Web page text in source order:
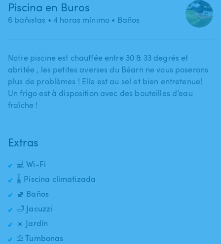
Pau (Buros)
Piscina en Buros
6 bañistas • 4 horas mínimo • Baños
Notre piscine est chauffée entre 30 & 33 degrés et
abritée ​,​ les petites averses du Béarn ne vous poserons
plus de problèmes ! Elle est au sel et bien entretenue!
Un frigo est à disposition avec des bouteilles d’eau
fraîche !
Extras
💻 Wi-Fi
🌡️ Piscina climatizada
🚽 Baños
🛁 Jacuzzi
☀️ Jardín
⛱️ Tumbonas